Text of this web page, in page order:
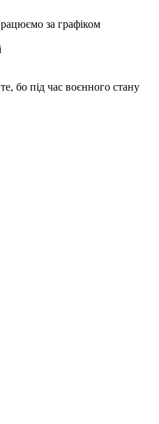
за графіком
бо під час воєнного стану